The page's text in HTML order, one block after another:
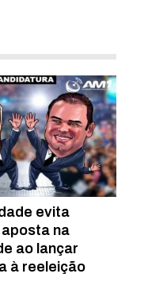
evita
na
ao lançar
à reeleição